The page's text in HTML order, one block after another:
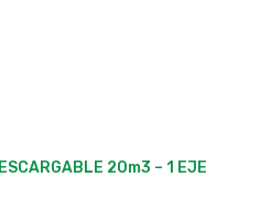
20m3 – 1 EJE